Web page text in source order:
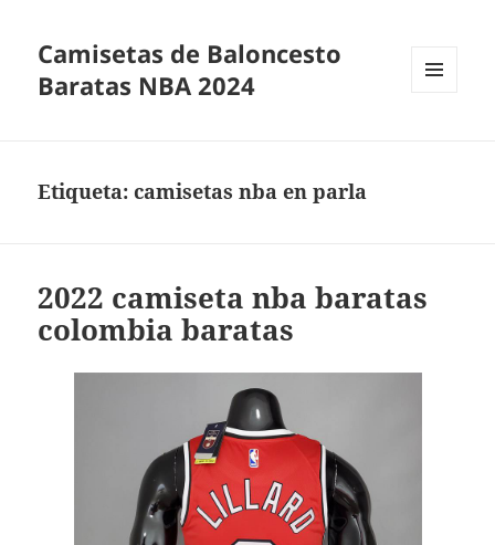
Camisetas de Baloncesto
Baratas NBA 2024
Etiqueta:camisetas nba en parla
2022 camiseta nba baratas
colombia baratas